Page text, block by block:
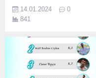
Ocak Barış Baktaş Burak
Berkay Akgül İlhan Şen Halil
İbrahim Ceylan Özcan
14.01.2024
0
841